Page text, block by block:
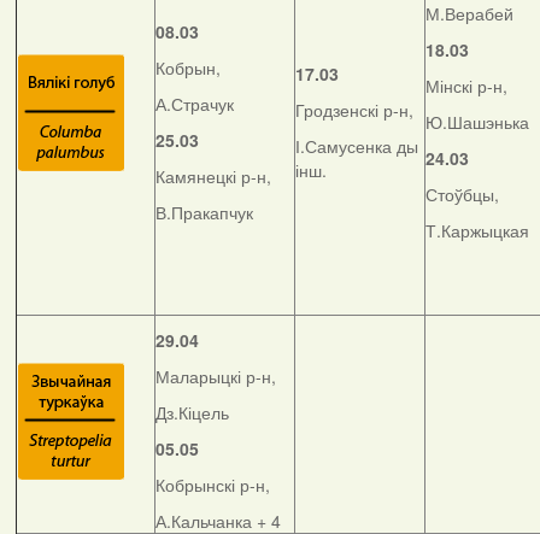
08.03
Кобрын,
А.Страчук
25.03
Камянецкі р-н,
В.Пракапчук
17.03
Гродзенскі р-н,
І.Самусенка ды
інш.
М.Верабей
18.03
Мінскі р-н,
Ю.Шашэнька
24.03
Стоўбцы,
Т.Каржыцкая
29.04
Маларыцкі р-н,
Дз.Кіцель
05.05
Кобрынскі р-н,
А.Кальчанка + 4